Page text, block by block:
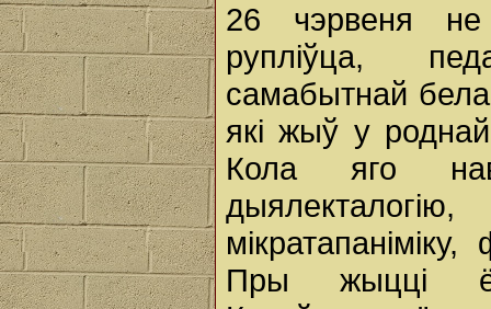
26 чэрвеня не
рупліўца,
самабытнай
які жыў у
Кола яго
Пры жыцці